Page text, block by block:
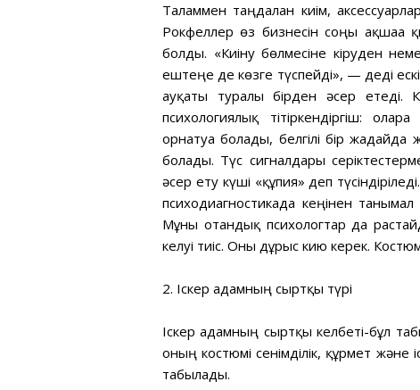
Талғаммен таңдалған киім,
Рокфеллер өз бизнесін соңғы
болды. «Киіну бөлмесіне кіруден
ештеңе де көзге түспейді», — деді
ауқаты туралы бірден әсер етеді.
психологиялық тітіркендіргіш:
орнатуға болады, белгілі бір
болады. Түс сигналдары
әсер ету күші «құпия» деп
психодиагностикада кеңінен
Мұны отандық психологтар да
келуі тиіс. Оны дұрыс кию керек.
2. Іскер адамның сыртқы түрі
Іскер адамның сыртқы келбеті-бұл
оның костюмі сенімділік, құрмет
табылады.